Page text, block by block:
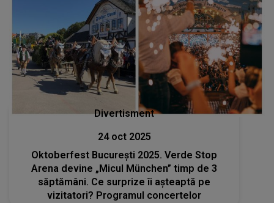
Divertisment
24 oct 2025
Oktoberfest București 2025. Verde Stop
Arena devine „Micul München” timp de 3
săptămâni. Ce surprize îi așteaptă pe
vizitatori? Programul concertelor